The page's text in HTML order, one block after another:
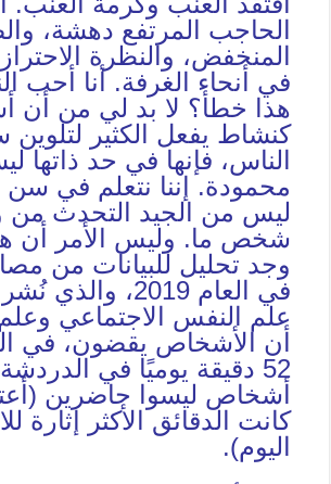
الحاجب المرتفع دهشة،
المنخفض، والنظرة
في أنحاء الغرفة. أنا أحب
هذا خطأ؟ لا بد لي من أن
كنشاط يفعل الكثير
الناس، فإنها في حد ذاتها
محمودة. إننا نتعلم في سن
ليس من الجيد التحدث من
شخص ما. وليس الأمر أن
وجد تحليل للبيانات من
في العام 2019،
علم النفس الاجتماعي
أن الأشخاص يقضون، في
52 دقيقة يوميًا في
أشخاص ليسوا حاضرين
كانت الدقائق الأكثر إثارة
اليوم).